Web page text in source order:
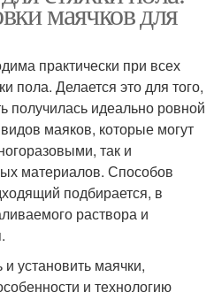
маячков для
практически при всех
пола. Делается это для того,
получилась идеально ровной
маяков, которые могут
так и
материалов. Способов
подбирается, в
раствора и
установить маячки,
и технологию